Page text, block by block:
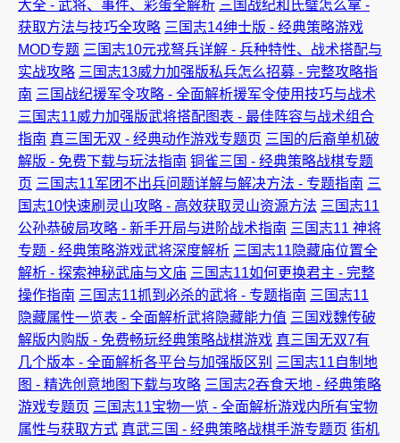
大全 - 武将、事件、彩蛋全解析 三国战纪和氏璧怎么拿 -
获取方法与技巧全攻略 三国志14绅士版 - 经典策略游戏
MOD专题 三国志10元戎弩兵详解 - 兵种特性、战术搭配与
实战攻略 三国志13威力加强版私兵怎么招募 - 完整攻略指
南 三国战纪援军令攻略 - 全面解析援军令使用技巧与战术
三国志11威力加强版武将搭配图表 - 最佳阵容与战术组合
指南 真三国无双 - 经典动作游戏专题页 三国的后裔单机破
解版 - 免费下载与玩法指南 铜雀三国 - 经典策略战棋专题
页 三国志11军团不出兵问题详解与解决方法 - 专题指南 三
国志10快速刷灵山攻略 - 高效获取灵山资源方法 三国志11
公孙恭破局攻略 - 新手开局与进阶战术指南 三国志11 神将
专题 - 经典策略游戏武将深度解析 三国志11隐藏庙位置全
解析 - 探索神秘武庙与文庙 三国志11如何更换君主 - 完整
操作指南 三国志11抓到必杀的武将 - 专题指南 三国志11
隐藏属性一览表 - 全面解析武将隐藏能力值 三国戏魏传破
解版内购版 - 免费畅玩经典策略战棋游戏 真三国无双7有
几个版本 - 全面解析各平台与加强版区别 三国志11自制地
图 - 精选创意地图下载与攻略 三国志2吞食天地 - 经典策略
游戏专题页 三国志11宝物一览 - 全面解析游戏内所有宝物
属性与获取方式 真武三国 - 经典策略战棋手游专题页 街机